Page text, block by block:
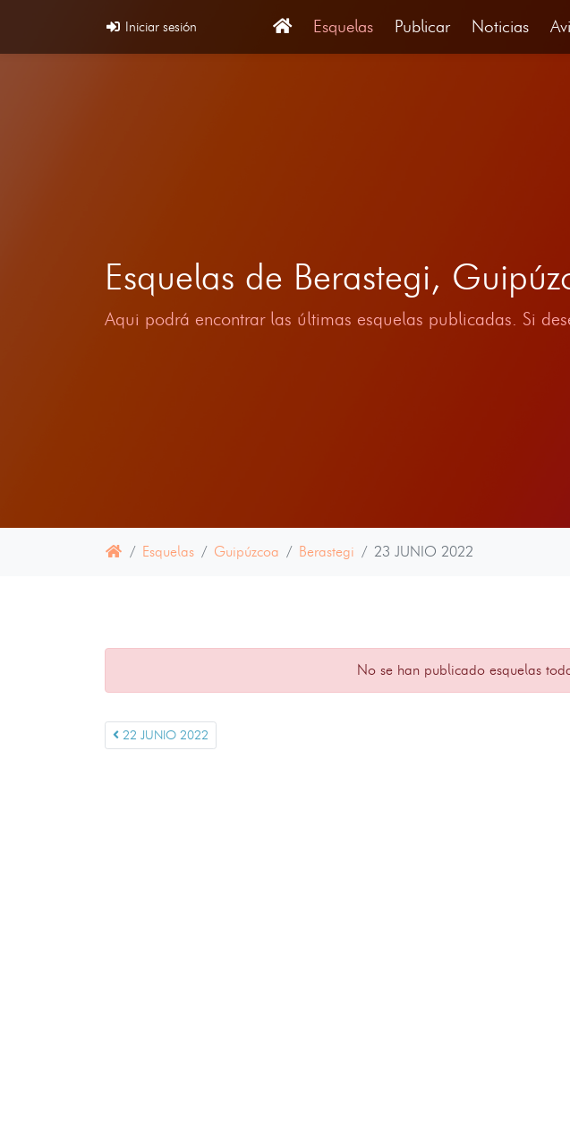
Iniciar sesión Esquelas Publicar Noticias
Esquelas de Berastegi,
Aqui podrá encontrar las últimas esquelas publicadas. Si
Esquelas Guipúzcoa Berastegi 23 JUNIO 2022
No se han publicado esquelas
22 JUNIO 2022